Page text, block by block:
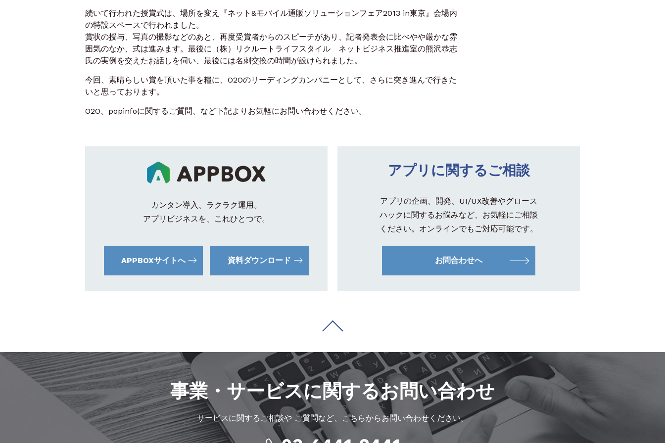
続いて行われた授賞式は、場所を変え『ネット&モバイル通販ソリューションフェア2013 in東京』会場内
の特設スペースで行われました。
賞状の授与、写真の撮影などのあと、再度受賞者からのスピーチがあり、記者発表会に比べやや厳かな雰
囲気のなか、式は進みます。最後に（株）リクルートライフスタイル ネットビジネス推進室の熊沢恭志
氏の実例を交えたお話しを伺い、最後には名刺交換の時間が設けられました。
今回、素晴らしい賞を頂いた事を糧に、O2Oのリーディングカンパニーとして、さらに突き進んで行きた
いと思っております。
O2O、popinfoに関するご質問、など下記よりお気軽にお問い合わせください。
カンタン導入、ラクラク運用。
アプリビジネスを、これひとつで。
APPBOXサイトへ 資料ダウンロード
アプリに関するご相談
アプリの企画、開発、UI/UX改善やグロース
ハックに関するお悩みなど、お気軽にご相談
ください。オンラインでもご対応可能です。
お問合わせへ
事業・サービスに関するお問い合わせ
サービスに関するご相談やご質問など、こちらからお問い合わせください。